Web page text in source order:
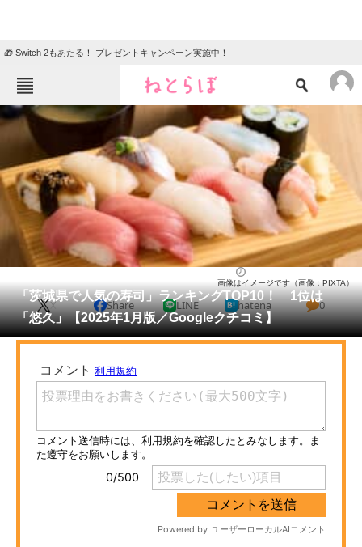
🎁 Switch 2もあたる！ プレゼントキャンペーン実施中！
ねとらぼメニュー
ニュース
エンタメ クイズ
グルメ
住まい 教育・育児
リサーチ
会員記事
メディア
ITの今と未来を見通す
スマホと通信の最新トレンド
進化するPCとデバイスの未来
「茨城県で人気の寿司」ランキングTOP10！ 1位は
「悠久」【2025年1月版／Googleクチコミ】
画像はイメージです（画像：PIXTA）
X Share LINE hatena 0